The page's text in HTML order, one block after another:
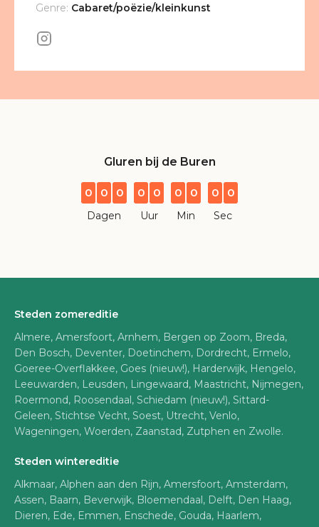
Genre: Cabaret/poëzie/kleinkunst
Gluren bij de Buren
0 0 0
Dagen
0 0
Uur
0 0
Min
0 0
Sec
Steden zomereditie
Almere, Amersfoort, Arnhem, Bergen op Zoom, Breda,
Den Bosch, Deventer, Doetinchem, Dordrecht, Ermelo,
Goeree-Overflakkee, Goes (nieuw!), Harderwijk, Hengelo,
Leeuwarden, Leusden, Lingewaard, Maastricht, Nijmegen,
Roermond, Roosendaal, Schiedam (nieuw!), Sittard-
Geleen, Stichtse Vecht, Soest, Utrecht, Venlo,
Wageningen, Woerden, Zaanstad, Zutphen en Zwolle.
Steden wintereditie
Alkmaar, Alphen aan den Rijn, Amersfoort, Amsterdam,
Assen, Baarn, Beverwijk, Bloemendaal, Delft, Den Haag,
Dieren, Ede, Emmen, Enschede, Gouda, Haarlem,